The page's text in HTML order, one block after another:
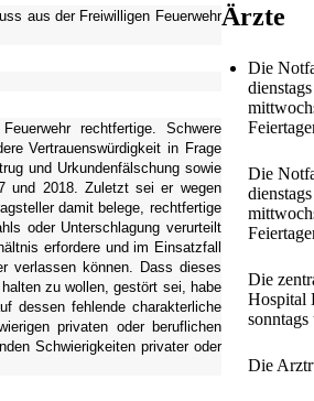
aus der Freiwilligen Feuerwehr
rechtfertige. Schwere
Vertrauenswürdigkeit in Frage
und Urkundenfälschung sowie
und 2018. Zuletzt sei er wegen
damit belege, rechtfertige
oder Unterschlagung verurteilt
erfordere und im Einsatzfall
verlassen können. Dass dieses
zu wollen, gestört sei, habe
dessen fehlende charakterliche
privaten oder beruflichen
Schwierigkeiten privater oder
Ärzte
Die
Die
Die
Hospital
Die